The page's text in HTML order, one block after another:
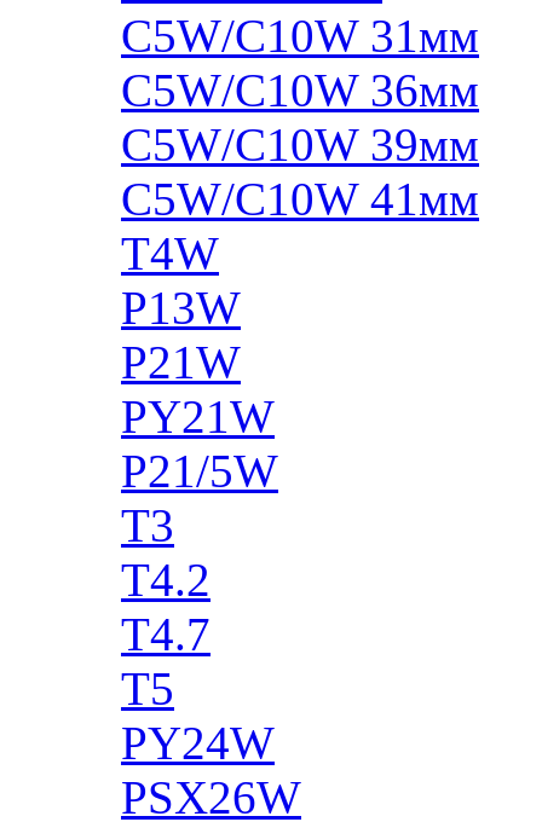
C5W/C10W 31мм
C5W/C10W 36мм
C5W/C10W 39мм
C5W/C10W 41мм
T4W
P13W
P21W
PY21W
P21/5W
T3
T4.2
T4.7
T5
PY24W
PSX26W